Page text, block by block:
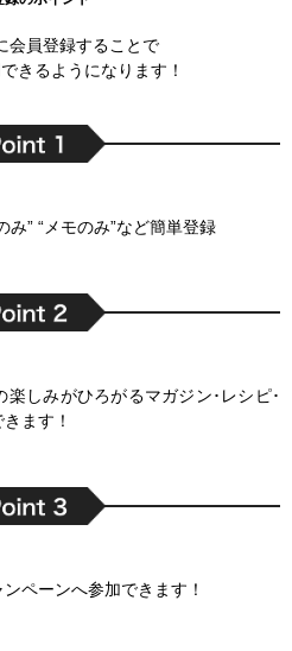
会員登録することで
きるようになります！
” “メモのみ”など簡単登録
しみがひろがるマガジン･レシピ･
ます！
ペーンへ参加できます！